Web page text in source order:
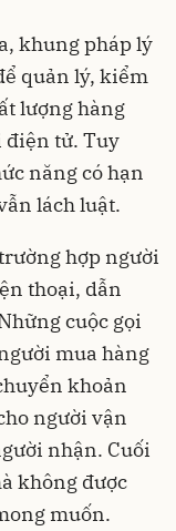
khung pháp lý
quản lý, kiểm
lượng hàng
điện tử. Tuy
năng có hạn
lách luật.
hợp người
thoại, dẫn
cuộc gọi
mua hàng
khoản
người vận
nhận. Cuối
không được
muốn.